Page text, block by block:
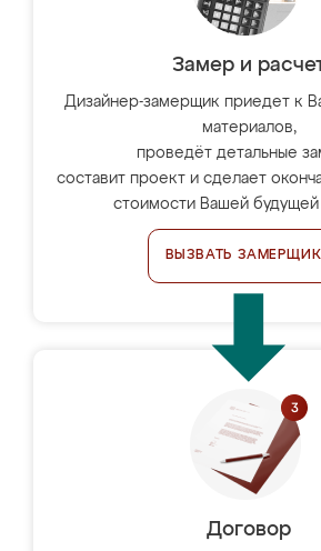
Замер и
Дизайнер-замерщик приедет к
материалов,
проведёт детальные
составит проект и сделает
стоимости Вашей
ВЫЗВАТЬ
Договор